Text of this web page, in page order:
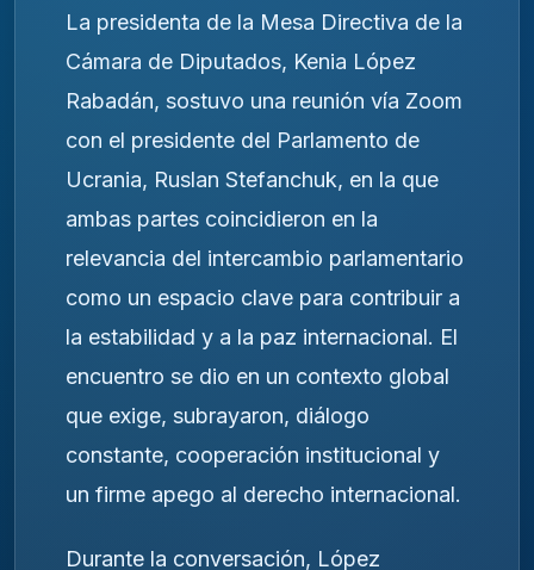
La presidenta de la Mesa Directiva de la
Cámara de Diputados, Kenia López
Rabadán, sostuvo una reunión vía Zoom
con el presidente del Parlamento de
Ucrania, Ruslan Stefanchuk, en la que
ambas partes coincidieron en la
relevancia del intercambio parlamentario
como un espacio clave para contribuir a
la estabilidad y a la paz internacional. El
encuentro se dio en un contexto global
que exige, subrayaron, diálogo
constante, cooperación institucional y
un firme apego al derecho internacional.
Durante la conversación, López